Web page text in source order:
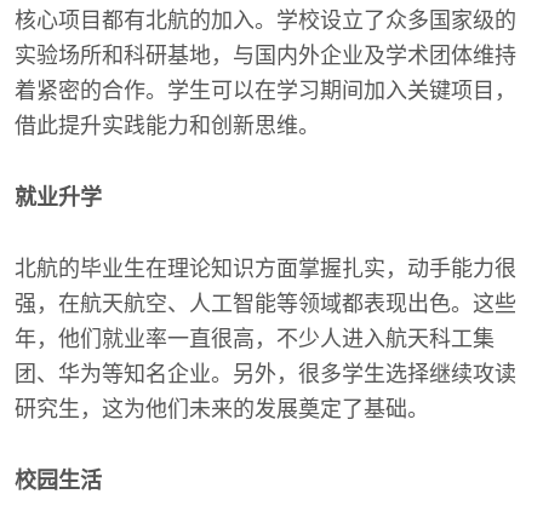
核心项目都有北航的加入。学校设立了众多国家级的
实验场所和科研基地，与国内外企业及学术团体维持
着紧密的合作。学生可以在学习期间加入关键项目，
借此提升实践能力和创新思维。
就业升学
北航的毕业生在理论知识方面掌握扎实，动手能力很
强，在航天航空、人工智能等领域都表现出色。这些
年，他们就业率一直很高，不少人进入航天科工集
团、华为等知名企业。另外，很多学生选择继续攻读
研究生，这为他们未来的发展奠定了基础。
校园生活